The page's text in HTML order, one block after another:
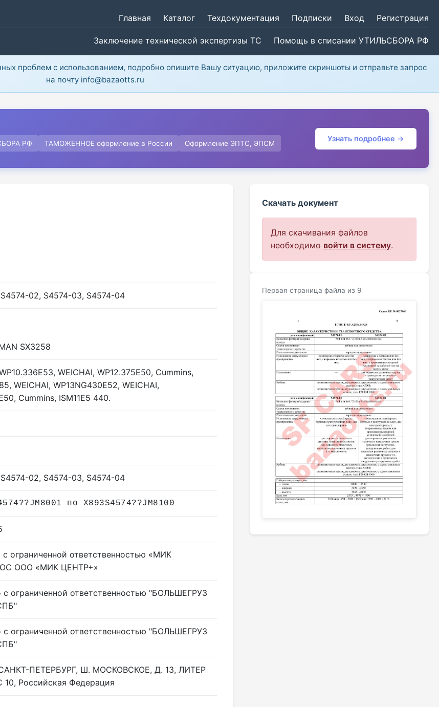
Главная Каталог Техдокументация Подписки Вход Регистрация
Заключение технической экспертизы ТС Помощь в списании УТИЛЬСБОРА РФ
проблем с использованием, подробно опишите Вашу ситуацию, приложите скриншоты и отправьте запрос
на почту info@bazaotts.ru
РФ ТАМОЖЕННОЕ оформление в России Оформление ЭПТС, ЭПСМ
Узнать подробнее →
02, S4574-03, S4574-04
SX3258
WEICHAI, WP12.375E50, Cummins,
WEICHAI, WP13NG430E52, WEICHAI,
Cummins, ISM11E5 440.
02, S4574-03, S4574-04
по X893S4574??JM8100
ограниченной ответственностью «МИК
ООО «МИК ЦЕНТР+»
ограниченной ответственностью "БОЛЬШЕГРУЗ
ограниченной ответственностью "БОЛЬШЕГРУЗ
ПЕТЕРБУРГ, Ш. МОСКОВСКОЕ, Д. 13, ЛИТЕР
Российская Федерация
Скачать документ
Для скачивания файлов
необходимо войти в систему.
Первая страница файла из 9